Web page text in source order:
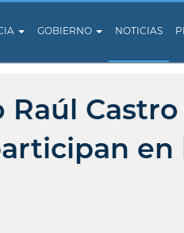
GOBIERNO NOTICIAS
Raúl
en